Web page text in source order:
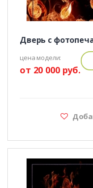
Дверь с
цена модели:
от 20 000 руб.